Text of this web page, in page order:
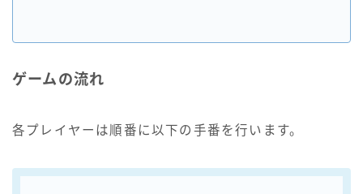
ゲームの流れ
各プレイヤーは順番に以下の手番を行います。